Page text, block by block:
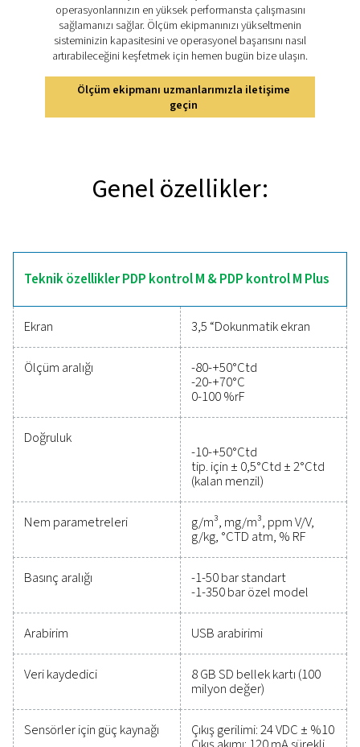
PDP Check M'nin temel
özelliklerini keşfedin
izleme sağlamak için donatılmıştır. Mobil kullanım için
Çeşitli uygulamalar için uygun olan PDP Check M
sistem yönetimi ve sektörler arasında güvenilir izleme
Performansı izlemek,
verimliliği artırmak ve
maliyetleri azaltmak
güvenilir araçlar
Hassas performans sağlarken basınçlı hava
korumak hiç bu kadar kolay olmamıştı. Yüksek
ölçüm ekipmanı, kritik parametrelerin doğru
izlenmesini sağlayarak verimliliği optimize
güvenilirliği korumanıza ve maliyetli sorunları
yardımcı olur. Dayanıklılık ve sorunsuz
tasarlanan bu çözümler, bilinçli kararlar
operasyonlarınızın en yüksek performansta
sağlamanızı sağlar. Ölçüm ekipmanınızı
sisteminizin kapasitesini ve operasyonel başarısını
artırabileceğini keşfetmek için hemen bugün bize